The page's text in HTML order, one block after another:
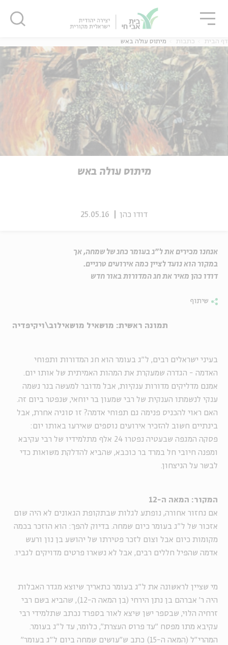
אנגלית
אנגלית
דף הבית כתבות מיתוס עולה באש
מיתוס עולה באש
דודו כהן 25.05.16
אנחנו מכירים את ל"ג בעומר כחג של שמחה, אך
במקור הוא נועד לציין כמה אירועים טרגיים.
דודו כהן מאיר את חג המדורות באור חדש
שיתוף
תמונה ראשית: מושאיל מושאילוב\ויקיפדיה
בעיני ישראלים רבים, ל"ג בעומר הוא חג המדורות ותפוחי
האדמה - הגדרה שמעקרת את המהות האמיתית של אותו יום.
אמנם מדליקים מדורות ענקיות, אבל מדובר למעשה בנר נשמה
ענקי לנשמתו הענקית של רבי שמעון בר יוחאי, שנפטר ביום זה.
האם ראוי להכניס פנימה גם תפוחי אדמה? זו סוגיה אחרת, אבל
בינתיים חשוב להזכיר אירועים נוספים שאירעו באותו יום:
פסקה המגפה שבעטיה נפטרו 24 אלף מתלמידיו של רבי עקיבא
ומפנה חיובי חל במרד בר כוכבא, שהביא להדלקת משואות כדי
לבשר על הניצחון.
המקור: המאה ה-12
אם נחזור אחורה, נופתע לגלות שבתקופת הגאונים לא היה שום
אזכור של ל"ג בעומר כיום שמחה. בדיוק להפך: הוא הוזכר בכמה
מקומות כיום אבל וצום לזכר פטירתו של יהושע בן נון ורעש
אדמה שהפיל חללים רבים, אבל לא נשארו פרטים מדויקים לגביו.
מי שציין לראשונה את ל"ג בעומר כתאריך שיוצא מגדר האבלות
היה ר' אברהם בן נתן הירחי (בן המאה ה-12), שהביא בשם רבי
זרחיה הלוי, שבספר ישן שיצא לאור בספרד נכתב שתלמידי רבי
עקיבא מתו מפסח "עד פרוס העצרת", כלומר, עד ל"ג בעומר.
המהרי"ל (המאה ה-15) כתב ש"עושים שמחה ביום ל"ג בעומר"
סגור